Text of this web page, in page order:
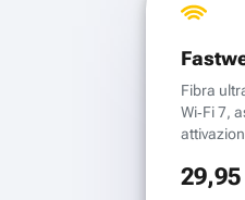
Fibra
Wi‑Fi 7,
29,95